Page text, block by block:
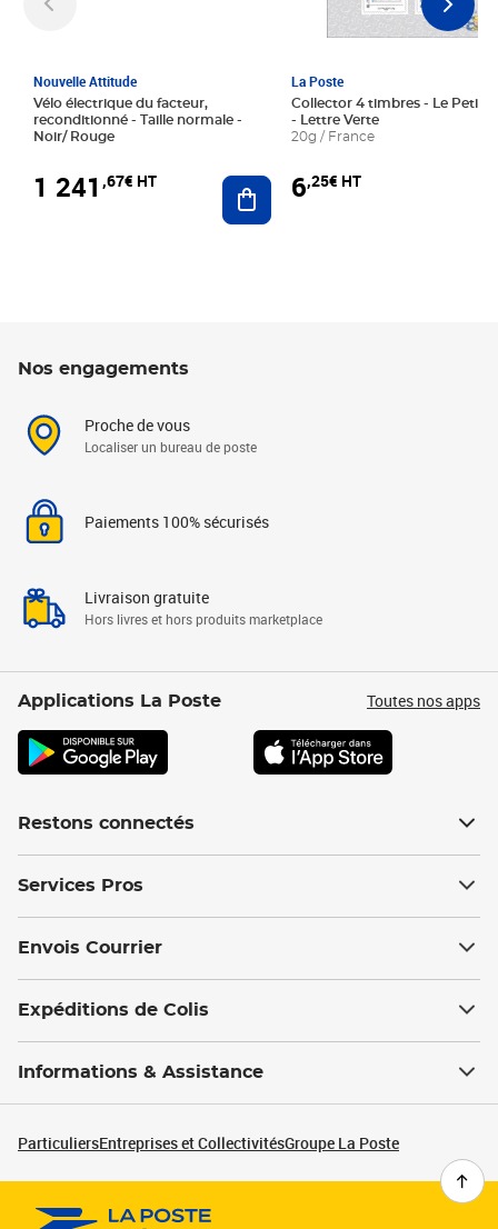
Nouvelle Attitude
Vélo électrique du facteur,
reconditionné - Taille normale -
Noir/ Rouge
1 241 ,67€ HT Ajouter au panier
La Poste
Collector 4 timbres - Le Petit
- Lettre Verte
20g / France
6,25€ HT
Nos engagements
Proche de vous
Localiser un bureau de poste
Paiements 100% sécurisés
Livraison gratuite
Hors livres et hors produits marketplace
Applications La Poste Toutes nos apps
Restons connectés
Services Pros
Envois Courrier
Expéditions de Colis
Informations & Assistance
ParticuliersEntreprises et CollectivitésGroupe La Poste